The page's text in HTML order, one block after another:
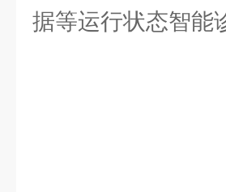
据等运行状态智能